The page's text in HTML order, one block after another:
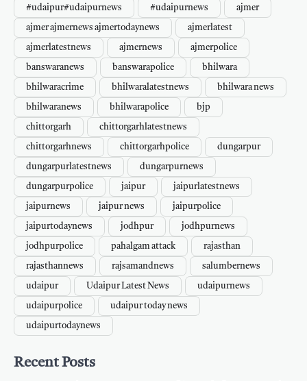
#udaipur#udaipurnews #udaipurnews ajmer
ajmer ajmernews ajmertodaynews ajmerlatest
ajmerlatestnews ajmernews ajmerpolice
banswaranews banswarapolice bhilwara
bhilwaracrime bhilwaralatestnews bhilwara news
bhilwaranews bhilwarapolice bjp
chittorgarh chittorgarhlatestnews
chittorgarhnews chittorgarhpolice dungarpur
dungarpurlatestnews dungarpurnews
dungarpurpolice jaipur jaipurlatestnews
jaipurnews jaipur news jaipurpolice
jaipurtodaynews jodhpur jodhpurnews
jodhpurpolice pahalgam attack rajasthan
rajasthannews rajsamandnews salumbernews
udaipur Udaipur Latest News udaipurnews
udaipurpolice udaipur today news
udaipurtodaynews
Recent Posts